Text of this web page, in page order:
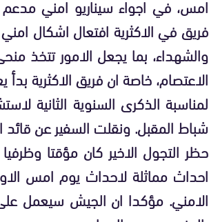
امس، في اجواء سيناريو امني
فريق في الاكثرية افتعال اشكال
والشهداء، بما يجعل الامور تتخذ
الاعتصام، خاصة ان فريق الاكثرية
لمناسبة الذكرى السنوية الثانية
شباط المقبل. ونقلت السفير عن قائد
حظر التجول الاخير كان مؤقتا
احداث مماثلة لاحداث يوم امس
الامني. مؤكدا ان الجيش سيعمل